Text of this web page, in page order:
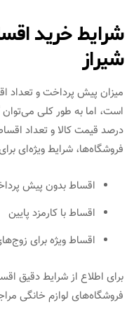
شرایط خرید
شیراز
میزان پیش پرداخت و تعداد
فروشگاه‌ها، شرایط ویژه‌ای
اقساط بدون پیش
اقساط با کارمزد پایین
اقساط ویژه برای
برای اطلاع از شرایط دقیق
فروشگاه‌های لوازم خانگی